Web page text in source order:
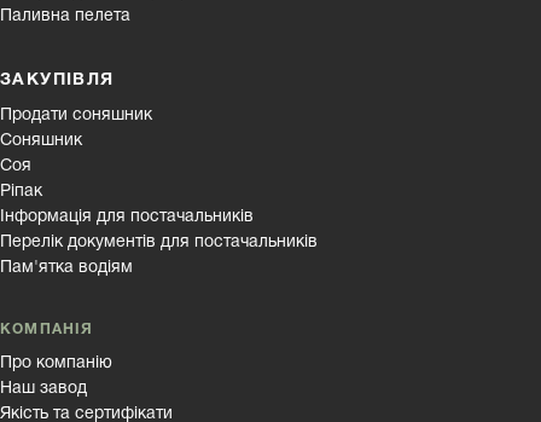
Паливна пелета
ЗАКУПІВЛЯ
Продати соняшник
Соняшник
Соя
Ріпак
Інформація для постачальників
Перелік документів для постачальників
Пам'ятка водіям
КОМПАНІЯ
Про компанію
Наш завод
Якість та сертифікати